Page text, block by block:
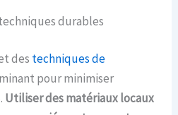
durables
des techniques de
pour minimiser
Utiliser des matériaux locaux